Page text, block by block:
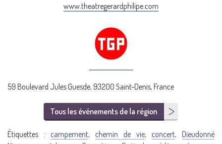
www.theatregerardphilipe.com
59 Boulevard Jules Guesde, 93200 Saint-Denis, France
Tous les événements de la région
Étiquettes : campement, chemin de vie, concert, Dieudonné